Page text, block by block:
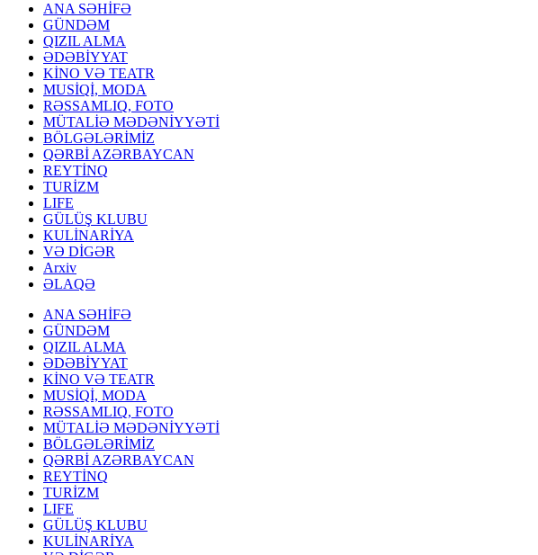
ANA SƏHİFƏ
GÜNDƏM
QIZIL ALMA
ƏDƏBİYYAT
KİNO VƏ TEATR
MUSİQİ, MODA
RƏSSAMLIQ, FOTO
MÜTALİƏ MƏDƏNİYYƏTİ
BÖLGƏLƏRİMİZ
QƏRBİ AZƏRBAYCAN
REYTİNQ
TURİZM
LIFE
GÜLÜŞ KLUBU
KULİNARİYA
VƏ DİGƏR
Arxiv
ƏLAQƏ
ANA SƏHİFƏ
GÜNDƏM
QIZIL ALMA
ƏDƏBİYYAT
KİNO VƏ TEATR
MUSİQİ, MODA
RƏSSAMLIQ, FOTO
MÜTALİƏ MƏDƏNİYYƏTİ
BÖLGƏLƏRİMİZ
QƏRBİ AZƏRBAYCAN
REYTİNQ
TURİZM
LIFE
GÜLÜŞ KLUBU
KULİNARİYA